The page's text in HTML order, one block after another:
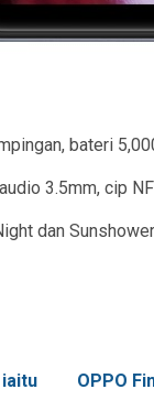
bateri
3.5mm, cip
dan
OPPO